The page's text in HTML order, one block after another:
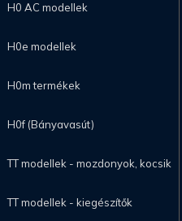
H0 AC modellek
H0e modellek
H0m termékek
H0f (Bányavasút)
TT modellek - mozdonyok, kocsik
TT modellek - kiegészítők